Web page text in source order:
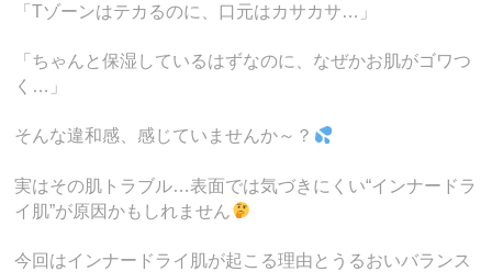
「Tゾーンはテカるのに、口元はカサカサ…」
「ちゃんと保湿しているはずなのに、なぜかお肌がゴワつ
く…」
そんな違和感、感じていませんか～？
実はその肌トラブル…表面では気づきにくい“インナードラ
イ肌”が原因かもしれません
今回はインナードライ肌が起こる理由とうるおいバランス